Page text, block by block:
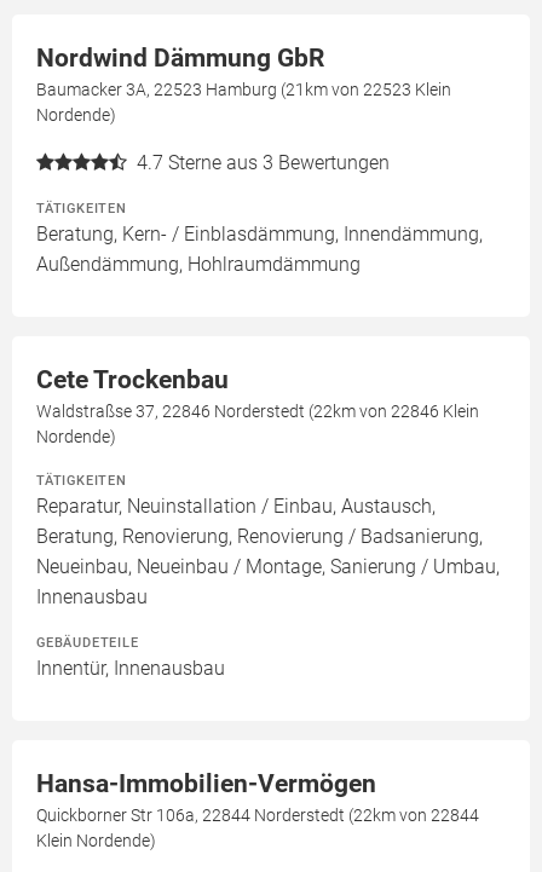
Nordwind Dämmung GbR
Baumacker 3A, 22523 Hamburg (21km von 22523 Klein
Nordende)
4.7 Sterne aus 3 Bewertungen
TÄTIGKEITEN
Beratung, Kern- / Einblasdämmung, Innendämmung,
Außendämmung, Hohlraumdämmung
Cete Trockenbau
Waldstraßse 37, 22846 Norderstedt (22km von 22846 Klein
Nordende)
TÄTIGKEITEN
Reparatur, Neuinstallation / Einbau, Austausch,
Beratung, Renovierung, Renovierung / Badsanierung,
Neueinbau, Neueinbau / Montage, Sanierung / Umbau,
Innenausbau
GEBÄUDETEILE
Innentür, Innenausbau
Hansa-Immobilien-Vermögen
Quickborner Str 106a, 22844 Norderstedt (22km von 22844
Klein Nordende)